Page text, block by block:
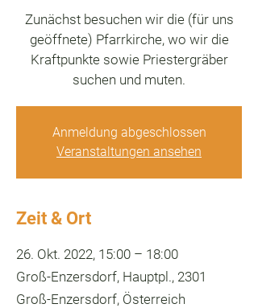
Zunächst besuchen wir die (für uns
geöffnete) Pfarrkirche, wo wir die
Kraftpunkte sowie Priestergräber
suchen und muten.
Anmeldung abgeschlossen
Veranstaltungen ansehen
Zeit & Ort
26. Okt. 2022, 15:00 – 18:00
Groß-Enzersdorf, Hauptpl., 2301
Groß-Enzersdorf, Österreich